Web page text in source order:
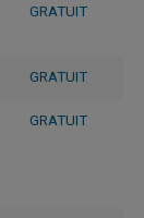
GRATUIT
GRATUIT
GRATUIT